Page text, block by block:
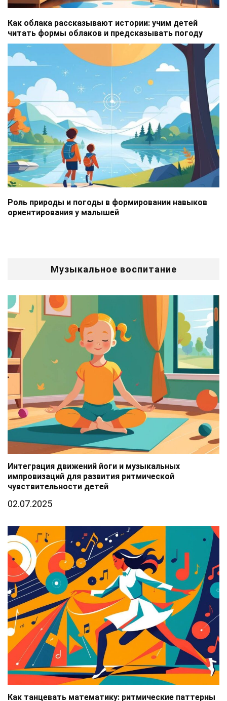
Как облака рассказывают истории: учим детей
читать формы облаков и предсказывать погоду
Роль природы и погоды в формировании навыков
ориентирования у малышей
Музыкальное воспитание
Интеграция движений йоги и музыкальных
импровизаций для развития ритмической
чувствительности детей
02.07.2025
Как танцевать математику: ритмические паттерны